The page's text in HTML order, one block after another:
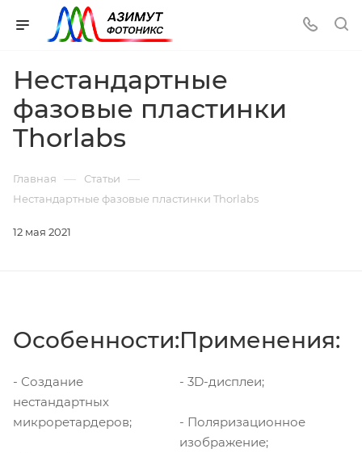
Нестандартные
фазовые пластинки
Thorlabs
Главная — Статьи —
Нестандартные фазовые пластинки Thorlabs
12 мая 2021
Особенности:
- Создание
нестандартных
микроретардеров;
Применения:
- 3D-дисплеи;
- Поляризационное
изображение;